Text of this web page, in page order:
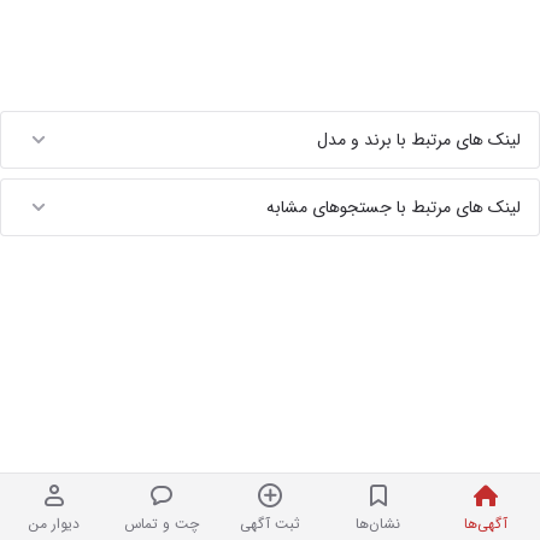
آگهی‌ها نشان‌ها ثبت آگهی چت و تماس دیوار من
لینک های مرتبط با برند و مدل
لینک های مرتبط با جستجوهای مشابه